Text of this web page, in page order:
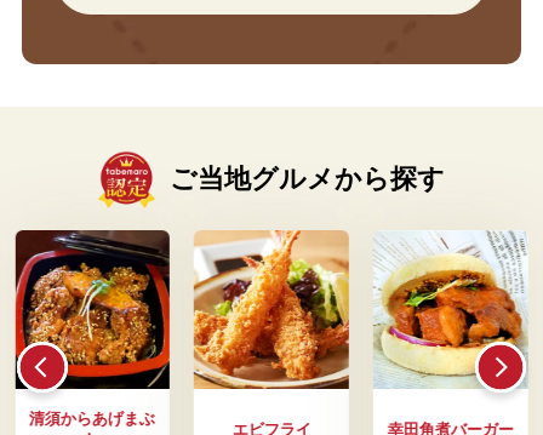
ご当地グルメから探す
清須からあげまぶ
エビフライ 幸田角煮バーガー